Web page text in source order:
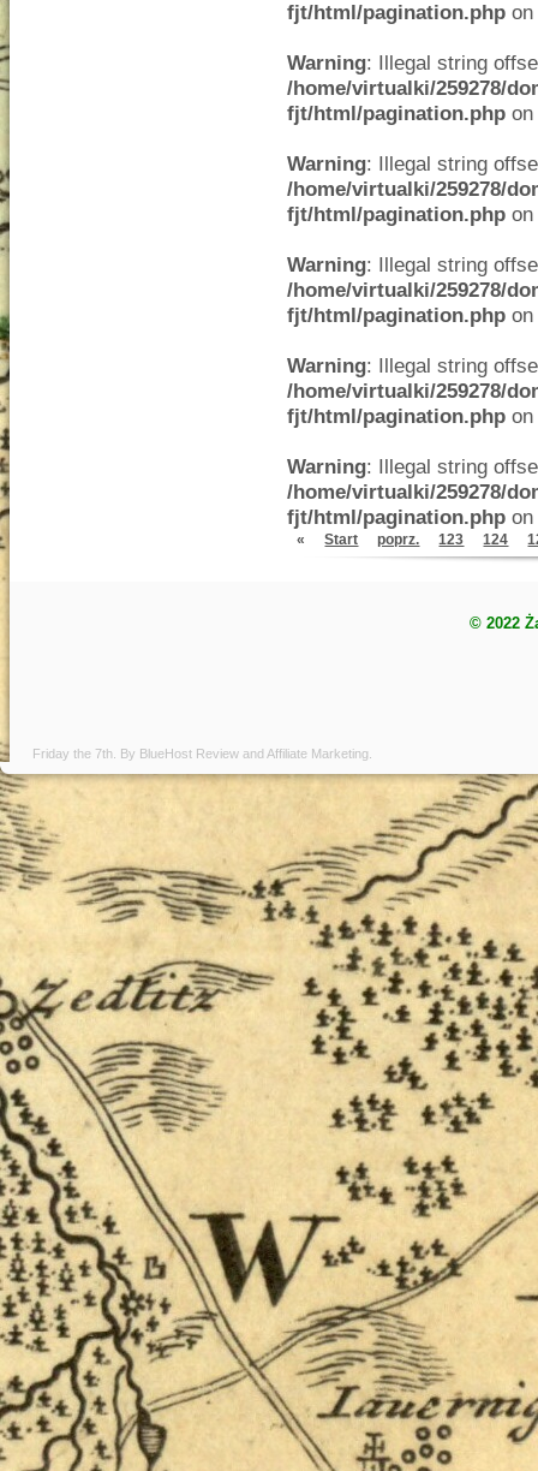
fjt/html/pagination.php
Warning: Illegal string
/home/virtualki/259278/
fjt/html/pagination.php
Warning: Illegal string
/home/virtualki/259278/
fjt/html/pagination.php
Warning: Illegal string
/home/virtualki/259278/
fjt/html/pagination.php
Warning: Illegal string
/home/virtualki/259278/
fjt/html/pagination.php
Warning: Illegal string
/home/virtualki/259278/
fjt/html/pagination.php
« Start poprz. 123 124
© 2022
Friday the 7th. By BlueHost Review andAffiliate Marketing